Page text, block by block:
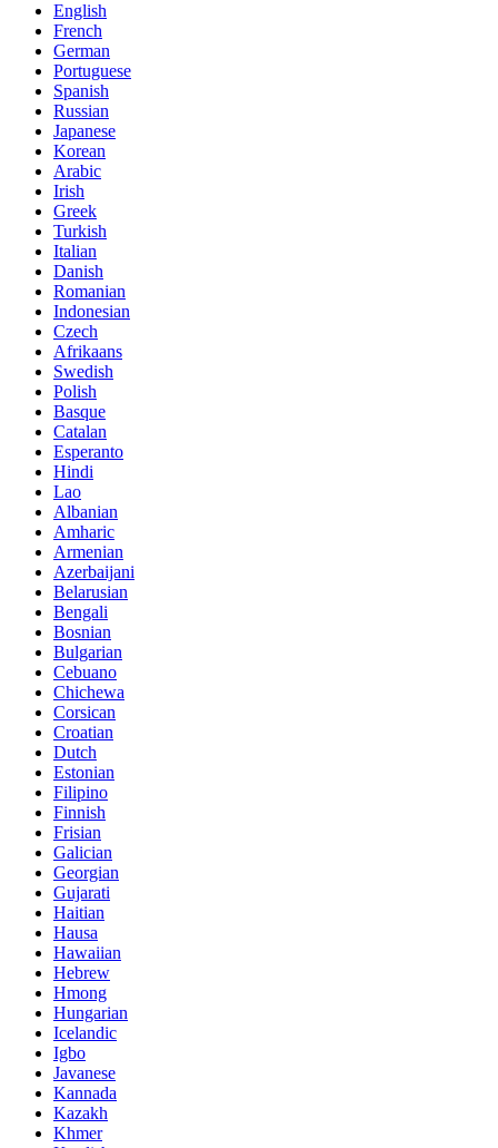
English
French
German
Portuguese
Spanish
Russian
Japanese
Korean
Arabic
Irish
Greek
Turkish
Italian
Danish
Romanian
Indonesian
Czech
Afrikaans
Swedish
Polish
Basque
Catalan
Esperanto
Hindi
Lao
Albanian
Amharic
Armenian
Azerbaijani
Belarusian
Bengali
Bosnian
Bulgarian
Cebuano
Chichewa
Corsican
Croatian
Dutch
Estonian
Filipino
Finnish
Frisian
Galician
Georgian
Gujarati
Haitian
Hausa
Hawaiian
Hebrew
Hmong
Hungarian
Icelandic
Igbo
Javanese
Kannada
Kazakh
Khmer